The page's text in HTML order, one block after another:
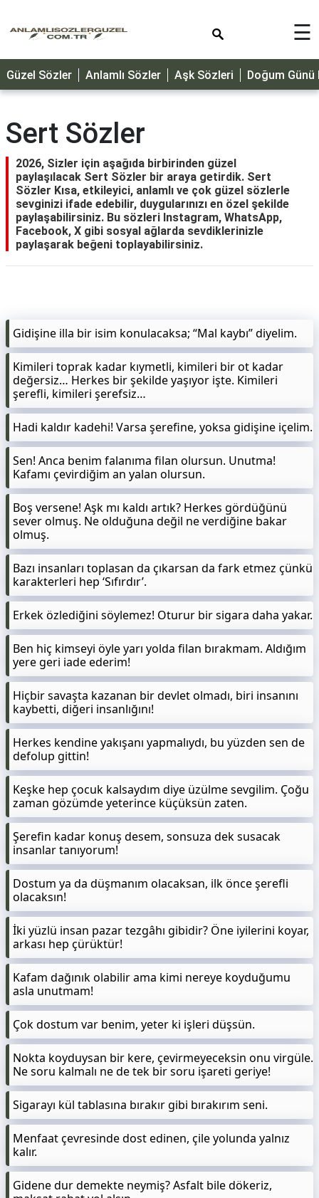
GÜZEL
SÖZLER
DOĞUM
GÜNÜ
MESAJLARI
ÖZEL
GÜNLER
DİNİ
SÖZLER
☰
Güzel Sözler Anlamlı Sözler Aşk Sözleri Doğum Günü
Sert Sözler
2026, Sizler için aşağıda birbirinden güzel
paylaşılacak Sert Sözler bir araya getirdik. Sert
Sözler Kısa, etkileyici, anlamlı ve çok güzel sözlerle
sevginizi ifade edebilir, duygularınızı en özel şekilde
paylaşabilirsiniz. Bu sözleri Instagram, WhatsApp,
Facebook, X gibi sosyal ağlarda sevdiklerinizle
paylaşarak beğeni toplayabilirsiniz.
Gidişine illa bir isim konulacaksa; “Mal kaybı” diyelim.
Kimileri toprak kadar kıymetli, kimileri bir ot kadar
değersiz… Herkes bir şekilde yaşıyor işte. Kimileri
şerefli, kimileri şerefsiz…
Hadi kaldır kadehi! Varsa şerefine, yoksa gidişine içelim.
Sen! Anca benim falanıma filan olursun. Unutma!
Kafamı çevirdiğim an yalan olursun.
Boş versene! Aşk mı kaldı artık? Herkes gördüğünü
sever olmuş. Ne olduğuna değil ne verdiğine bakar
olmuş.
Bazı insanları toplasan da çıkarsan da fark etmez çünkü
karakterleri hep ‘Sıfırdır’.
Erkek özlediğini söylemez! Oturur bir sigara daha yakar.
Ben hiç kimseyi öyle yarı yolda filan bırakmam. Aldığım
yere geri iade ederim!
Hiçbir savaşta kazanan bir devlet olmadı, biri insanını
kaybetti, diğeri insanlığını!
Herkes kendine yakışanı yapmalıydı, bu yüzden sen de
defolup gittin!
Keşke hep çocuk kalsaydım diye üzülme sevgilim. Çoğu
zaman gözümde yeterince küçüksün zaten.
Şerefin kadar konuş desem, sonsuza dek susacak
insanlar tanıyorum!
Dostum ya da düşmanım olacaksan, ilk önce şerefli
olacaksın!
İki yüzlü insan pazar tezgâhı gibidir? Öne iyilerini koyar,
arkası hep çürüktür!
Kafam dağınık olabilir ama kimi nereye koyduğumu
asla unutmam!
Çok dostum var benim, yeter ki işleri düşsün.
Nokta koyduysan bir kere, çevirmeyeceksin onu virgüle.
Ne soru kalmalı ne de tek bir soru işareti geriye!
Sigarayı kül tablasına bırakır gibi bırakırım seni.
Menfaat çevresinde dost edinen, çile yolunda yalnız
kalır.
Gidene dur demekte neymiş? Asfalt bile dökeriz,